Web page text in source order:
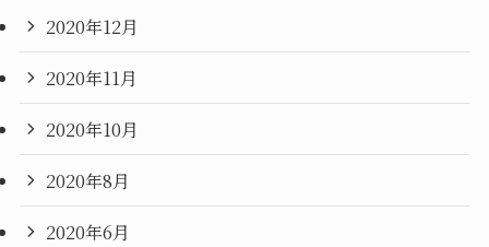
2020年12月
2020年11月
2020年10月
2020年8月
2020年6月